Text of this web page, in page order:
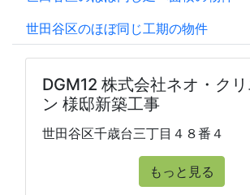
世田谷区のほぼ同じ工期の物件
DGM12 株式会社ネオ・ク
ン 様邸新築工事
世田谷区千歳台三丁目４８番４
もっと見る